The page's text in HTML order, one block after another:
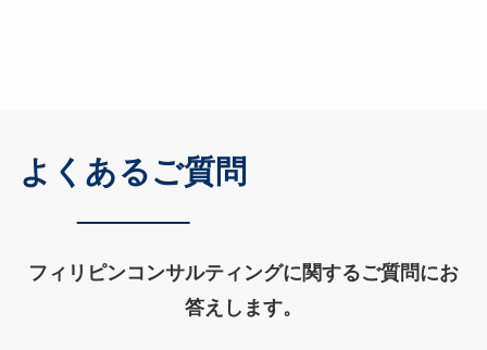
よくあるご質問
フィリピンコンサルティングに関するご質問にお
答えします。